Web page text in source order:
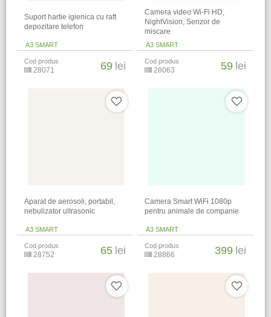
Suport hartie igienica cu raft
depozitare telefon
A3 SMART
Cod produs
28071 69 lei
Camera video Wi-Fi HD,
NightVision, Senzor de
miscare
A3 SMART
Cod produs
28063 59 lei
Aparat de aerosoli, portabil,
nebulizator ultrasonic
A3 SMART
Cod produs
28752 65 lei
Camera Smart WiFi 1080p
pentru animale de companie
A3 SMART
Cod produs
28866 399 lei